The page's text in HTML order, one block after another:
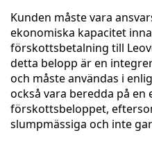
Kunden måste vara
ekonomiska kapacitet
förskottsbetalning till
detta belopp är en
och måste användas i
också vara beredda på
förskottsbeloppet,
slumpmässiga och inte